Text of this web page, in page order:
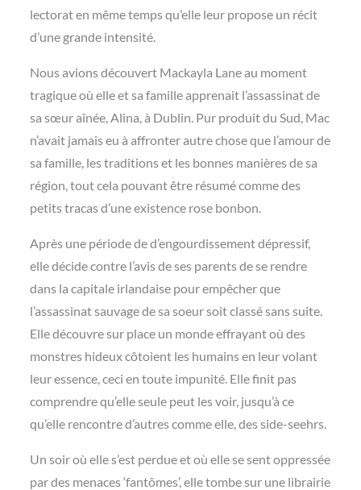
lectorat en même temps qu’elle leur propose un récit
d’une grande intensité.
Nous avions découvert Mackayla Lane au moment
tragique où elle et sa famille apprenait l’assassinat de
sa sœur aînée, Alina, à Dublin. Pur produit du Sud, Mac
n’avait jamais eu à affronter autre chose que l’amour de
sa famille, les traditions et les bonnes manières de sa
région, tout cela pouvant être résumé comme des
petits tracas d’une existence rose bonbon.
Après une période de d’engourdissement dépressif,
elle décide contre l’avis de ses parents de se rendre
dans la capitale irlandaise pour empêcher que
l’assassinat sauvage de sa soeur soit classé sans suite.
Elle découvre sur place un monde effrayant où des
monstres hideux côtoient les humains en leur volant
leur essence, ceci en toute impunité. Elle finit pas
comprendre qu’elle seule peut les voir, jusqu’à ce
qu’elle rencontre d’autres comme elle, des side-seehrs.
Un soir où elle s’est perdue et où elle se sent oppressée
par des menaces ‘fantômes’, elle tombe sur une librairie